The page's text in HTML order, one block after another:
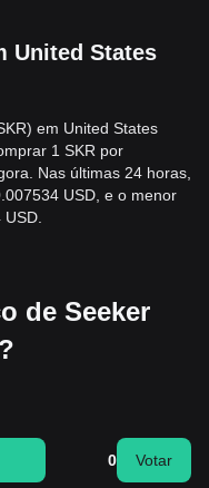
United States
em United States
1 SKR por
Nas últimas 24 horas,
USD, e o menor
de Seeker
0 Votar